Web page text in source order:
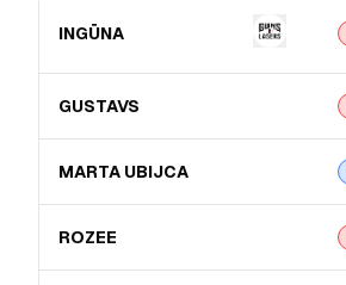
INGŪNA
GUSTAVS
MARTA UBIJCA
ROZEE